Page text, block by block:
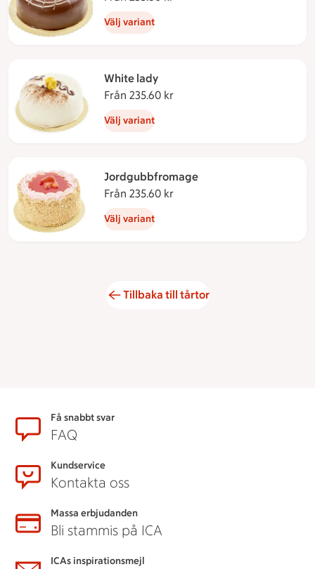
Välj variant
White lady
Från 235.60 kr
Välj variant
Jordgubbfromage
Från 235.60 kr
Välj variant
Tillbaka till tårtor
SidfotFå snabbt svar
FAQ
Kundservice
Kontakta oss
Massa erbjudanden
Bli stammis på ICA
ICAs inspirationsmejl